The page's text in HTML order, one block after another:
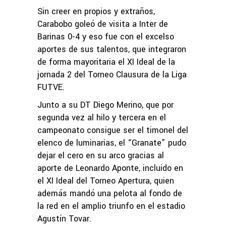
Sin creer en propios y extraños,
Carabobo goleó de visita a Inter de
Barinas 0-4 y eso fue con el excelso
aportes de sus talentos, que integraron
de forma mayoritaria el XI Ideal de la
jornada 2 del Torneo Clausura de la Liga
FUTVE.
Junto a su DT Diego Merino, que por
segunda vez al hilo y tercera en el
campeonato consigue ser el timonel del
elenco de luminarias, el “Granate” pudo
dejar el cero en su arco gracias al
aporte de Leonardo Aponte, incluido en
el XI Ideal del Torneo Apertura, quien
además mandó una pelota al fondo de
la red en el amplio triunfo en el estadio
Agustín Tovar.